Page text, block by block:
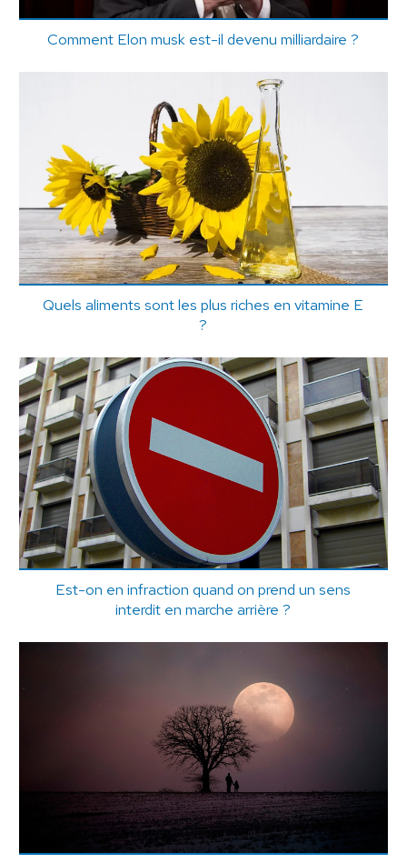
Comment Elon musk est-il devenu milliardaire ?
Quels aliments sont les plus riches en vitamine E
?
Est-on en infraction quand on prend un sens
interdit en marche arrière ?